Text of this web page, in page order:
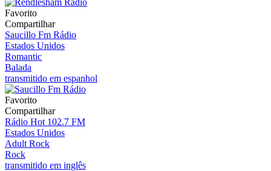
Favorito
Compartilhar
Saucillo Fm Rádio
Estados Unidos
Romantic
Balada
transmitido em espanhol
Favorito
Compartilhar
Rádio Hot 102.7 FM
Estados Unidos
Adult Rock
Rock
transmitido em inglês